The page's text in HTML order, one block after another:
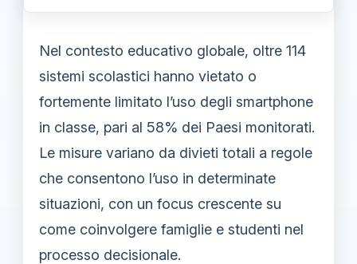
Nel contesto educativo globale, oltre 114
sistemi scolastici hanno vietato o
fortemente limitato l’uso degli smartphone
in classe, pari al 58% dei Paesi monitorati.
Le misure variano da divieti totali a regole
che consentono l’uso in determinate
situazioni, con un focus crescente su
come coinvolgere famiglie e studenti nel
processo decisionale.